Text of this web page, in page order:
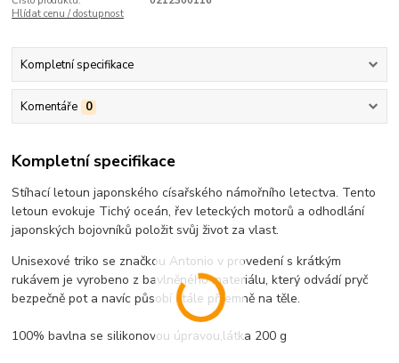
Hlídat cenu / dostupnost
Kompletní specifikace
Komentáře 0
Kompletní specifikace
Stíhací letoun japonského císařského námořního letectva. Tento
letoun evokuje Tichý oceán, řev leteckých motorů a odhodlání
japonských bojovníků položit svůj život za vlast.
Unisexové triko se značkou Antonio v provedení s krátkým
rukávem je vyrobeno z bavlněného materiálu, který odvádí pryč
bezpečně pot a navíc působí stále příjemně na těle.
100% bavlna se silikonovou úpravou,látka 200 g